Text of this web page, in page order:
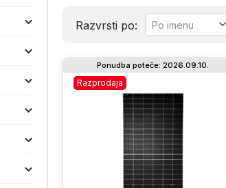
Razvrsti po:
Razprodaja
Ponudba poteče: 2026.09.10.